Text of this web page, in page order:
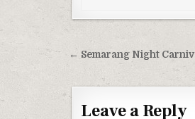
Post
← Semarang Night
Leave a Reply